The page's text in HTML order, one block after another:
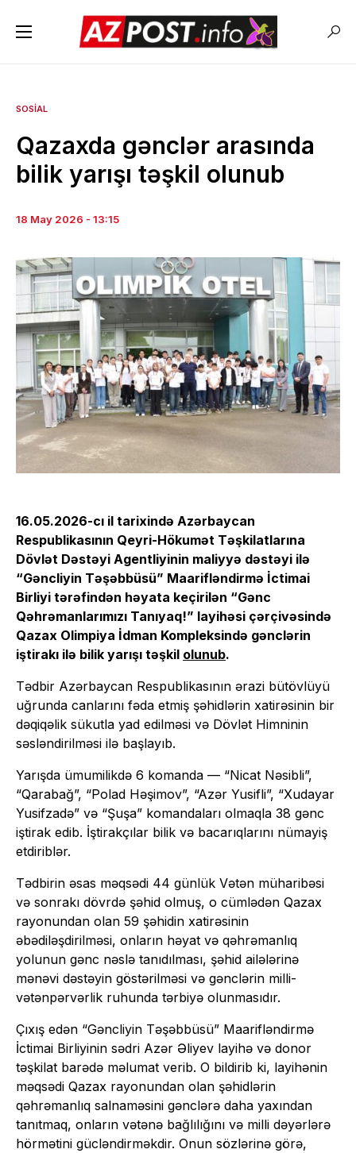
SOSIAL
Qazaxda gənclər arasında
bilik yarışı təşkil olunub
18 May 2026 - 13:15
16.05.2026-cı il tarixində Azərbaycan
Respublikasının Qeyri-Hökumət Təşkilatlarına
Dövlət Dəstəyi Agentliyinin maliyyə dəstəyi ilə
“Gəncliyin Təşəbbüsü” Maarifləndirmə İctimai
Birliyi tərəfindən həyata keçirilən “Gənc
Qəhrəmanlarımızı Tanıyaq!” layihəsi çərçivəsində
Qazax Olimpiya İdman Kompleksində gənclərin
iştirakı ilə bilik yarışı təşkil olunub.
Tədbir Azərbaycan Respublikasının ərazi bütövlüyü
uğrunda canlarını fəda etmiş şəhidlərin xatirəsinin bir
dəqiqəlik sükutla yad edilməsi və Dövlət Himninin
səsləndirilməsi ilə başlayıb.
Yarışda ümumilikdə 6 komanda — “Nicat Nəsibli”,
“Qarabağ”, “Polad Həşimov”, “Azər Yusifli”, “Xudayar
Yusifzadə” və “Şuşa” komandaları olmaqla 38 gənc
iştirak edib. İştirakçılar bilik və bacarıqlarını nümayiş
etdiriblər.
Tədbirin əsas məqsədi 44 günlük Vətən müharibəsi
və sonrakı dövrdə şəhid olmuş, o cümlədən Qazax
rayonundan olan 59 şəhidin xatirəsinin
əbədiləşdirilməsi, onların həyat və qəhrəmanlıq
yolunun gənc nəslə tanıdılması, şəhid ailələrinə
mənəvi dəstəyin göstərilməsi və gənclərin milli-
vətənpərvərlik ruhunda tərbiyə olunmasıdır.
Çıxış edən “Gəncliyin Təşəbbüsü” Maarifləndirmə
İctimai Birliyinin sədri Azər Əliyev layihə və donor
təşkilat barədə məlumat verib. O bildirib ki, layihənin
məqsədi Qazax rayonundan olan şəhidlərin
qəhrəmanlıq salnaməsini gənclərə daha yaxından
tanıtmaq, onların vətənə bağlılığını və milli dəyərlərə
hörmətini gücləndirməkdir. Onun sözlərinə görə,